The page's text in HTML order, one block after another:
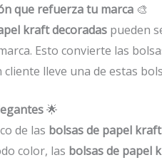
que refuerza tu marca 🎨
kraft decoradas pueden
Esto convierte las
cliente lleve una de estas
🌟
de las bolsas de papel kraft
color, las bolsas de papel